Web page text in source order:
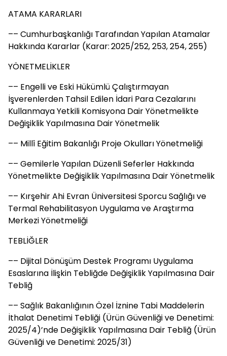
ATAMA KARARLARI
–– Cumhurbaşkanlığı Tarafından Yapılan Atamalar
Hakkında Kararlar (Karar: 2025/252, 253, 254, 255)
YÖNETMELİKLER
–– Engelli ve Eski Hükümlü Çalıştırmayan
İşverenlerden Tahsil Edilen İdari Para Cezalarını
Kullanmaya Yetkili Komisyona Dair Yönetmelikte
Değişiklik Yapılmasına Dair Yönetmelik
–– Millî Eğitim Bakanlığı Proje Okulları Yönetmeliği
–– Gemilerle Yapılan Düzenli Seferler Hakkında
Yönetmelikte Değişiklik Yapılmasına Dair Yönetmelik
–– Kırşehir Ahi Evran Üniversitesi Sporcu Sağlığı ve
Termal Rehabilitasyon Uygulama ve Araştırma
Merkezi Yönetmeliği
TEBLİĞLER
–– Dijital Dönüşüm Destek Programı Uygulama
Esaslarına İlişkin Tebliğde Değişiklik Yapılmasına Dair
Tebliğ
–– Sağlık Bakanlığının Özel İznine Tabi Maddelerin
İthalat Denetimi Tebliği (Ürün Güvenliği ve Denetimi:
2025/4)’nde Değişiklik Yapılmasına Dair Tebliğ (Ürün
Güvenliği ve Denetimi: 2025/31)